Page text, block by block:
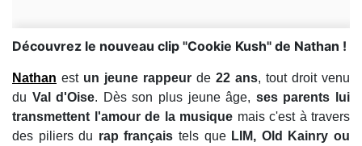
Découvrez le nouveau clip "Cookie Kush" de Nathan !
Nathan est un jeune rappeur de 22 ans, tout droit venu
du Val d'Oise. Dès son plus jeune âge, ses parents lui
transmettent l'amour de la musique mais c'est à travers
des piliers du rap français tels que LIM, Old Kainry ou